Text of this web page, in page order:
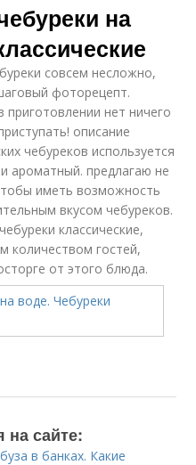
на
совсем несложно,
фоторецепт.
нет ничего
описание
чебуреков используется
ароматный. предлагаю не
иметь возможность
вкусом чебуреков.
классические,
количеством гостей,
от этого блюда.
на сайте:
в банках. Какие